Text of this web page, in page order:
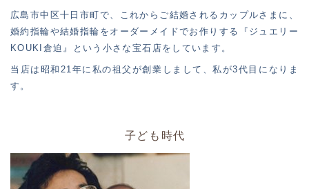
広島市中区十日市町で、これからご結婚されるカップルさまに、
婚約指輪や結婚指輪をオーダーメイドでお作りする『ジュエリー
KOUKI倉迫』という小さな宝石店をしています。
当店は昭和21年に私の祖父が創業しまして、私が3代目になりま
す。
子ども時代